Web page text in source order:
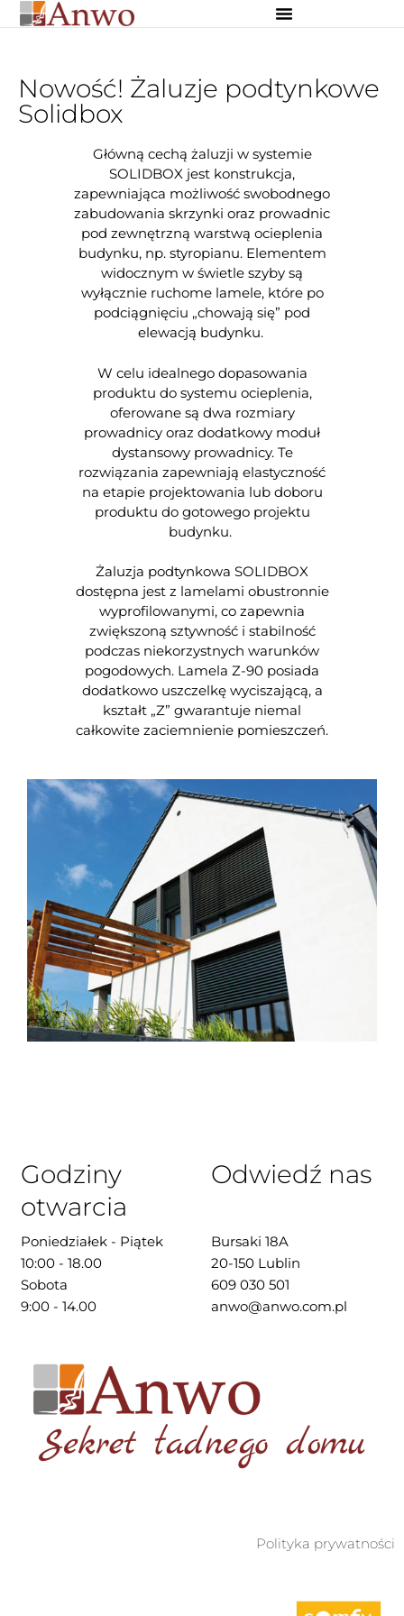
Nowość! Żaluzje podtynkowe
Solidbox
Główną cechą żaluzji w systemie
SOLIDBOX jest konstrukcja,
zapewniająca możliwość swobodnego
zabudowania skrzynki oraz prowadnic
pod zewnętrzną warstwą ocieplenia
budynku, np. styropianu. Elementem
widocznym w świetle szyby są
wyłącznie ruchome lamele, które po
podciągnięciu „chowają się” pod
elewacją budynku.
W celu idealnego dopasowania
produktu do systemu ocieplenia,
oferowane są dwa rozmiary
prowadnicy oraz dodatkowy moduł
dystansowy prowadnicy. Te
rozwiązania zapewniają elastyczność
na etapie projektowania lub doboru
produktu do gotowego projektu
budynku.
Żaluzja podtynkowa SOLIDBOX
dostępna jest z lamelami obustronnie
wyprofilowanymi, co zapewnia
zwiększoną sztywność i stabilność
podczas niekorzystnych warunków
pogodowych. Lamela Z-90 posiada
dodatkowo uszczelkę wyciszającą, a
kształt „Z” gwarantuje niemal
całkowite zaciemnienie pomieszczeń.
Odwiedź nas
Bursaki 18A
20-150 Lublin
609 030 501
anwo@anwo.com.pl
Godziny
otwarcia
Poniedziałek - Piątek
10:00 - 18.00
Sobota
9:00 - 14.00
Polityka prywatności